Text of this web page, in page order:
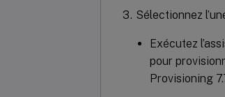
Sélectionnez
Exécutez
pour
Provisioning